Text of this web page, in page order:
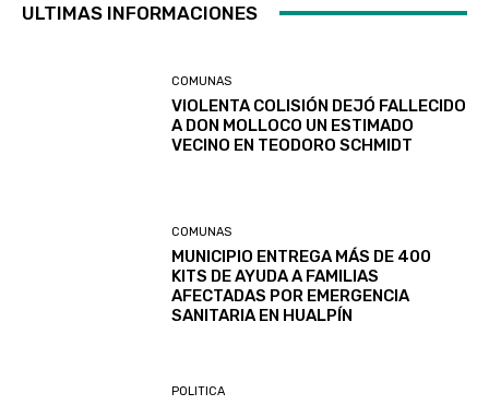
ULTIMAS INFORMACIONES
COMUNAS
VIOLENTA COLISIÓN DEJÓ FALLECIDO
A DON MOLLOCO UN ESTIMADO
VECINO EN TEODORO SCHMIDT
COMUNAS
MUNICIPIO ENTREGA MÁS DE 400
KITS DE AYUDA A FAMILIAS
AFECTADAS POR EMERGENCIA
SANITARIA EN HUALPÍN
POLITICA